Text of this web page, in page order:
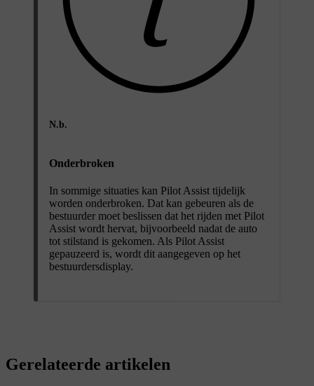
N.b.
Onderbroken
In sommige situaties kan Pilot Assist tijdelijk
worden onderbroken. Dat kan gebeuren als de
bestuurder moet beslissen dat het rijden met Pilot
Assist wordt hervat, bijvoorbeeld nadat de auto
tot stilstand is gekomen. Als Pilot Assist
gepauzeerd is, wordt dit aangegeven op het
bestuurdersdisplay.
Gerelateerde artikelen